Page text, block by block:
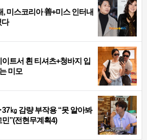
, 미스코리아 善+미스 인터내
다
트서 흰 티셔츠+청바지 입
미모
㎏ 감량 부작용 “못 알아봐
”(전현무계획4)